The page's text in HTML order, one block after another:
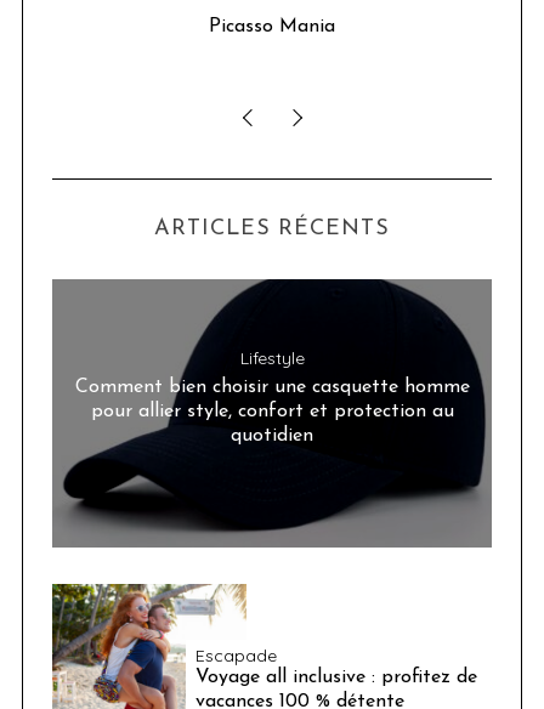
Picasso Mania
ARTICLES RÉCENTS
Lifestyle
Comment bien choisir une casquette homme
pour allier style, confort et protection au
quotidien
Escapade
Voyage all inclusive : profitez de
vacances 100 % détente